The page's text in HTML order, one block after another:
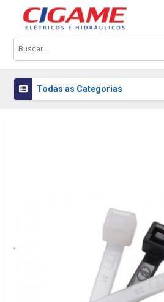
Todas as Categorias